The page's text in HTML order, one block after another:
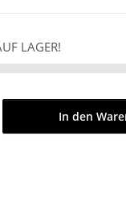
LAGER!
In den